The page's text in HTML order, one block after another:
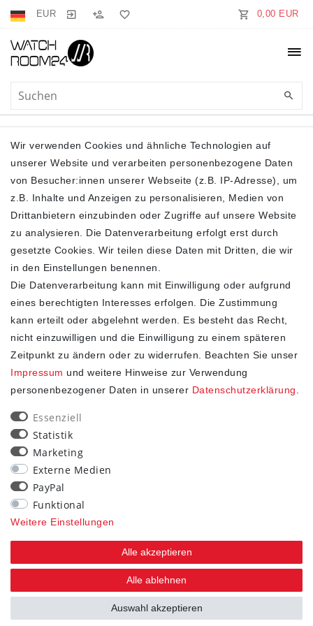
EUR 0,00 EUR
BODYS
Filter
SHOP
Impressum
Daten­schutz­erklärung
AGB
Widerrufs­recht
STAY CONNECTED
Wir verwenden Cookies und ähnliche Technologien auf
unserer Website und verarbeiten personenbezogene Daten
von Besucher:innen unserer Webseite (z.B. IP-Adresse), um
z.B. Inhalte und Anzeigen zu personalisieren, Medien von
Drittanbietern einzubinden oder Zugriffe auf unsere Website
zu analysieren. Die Datenverarbeitung erfolgt erst durch
gesetzte Cookies. Wir teilen diese Daten mit Dritten, die wir
in den Einstellungen benennen.
Die Datenverarbeitung kann mit Einwilligung oder aufgrund
eines berechtigten Interesses erfolgen. Die Zustimmung
kann erteilt oder abgelehnt werden. Es besteht das Recht,
nicht einzuwilligen und die Einwilligung zu einem späteren
Zeitpunkt zu ändern oder zu widerrufen. Beachten Sie unser
Impressum und weitere Hinweise zur Verwendung
personenbezogener Daten in unserer Daten­schutz­erklärung
Essenziell
Statistik
Marketing
Externe Medien
PayPal
Funktional
Weitere Einstellungen
Alle akzeptieren
Alle ablehnen
Auswahl akzeptieren